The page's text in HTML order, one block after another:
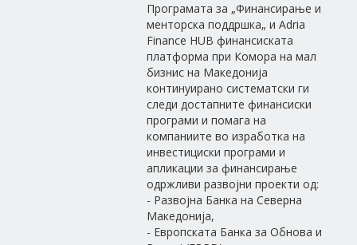
Програмата за „Финансирање и
менторска поддршка„ и Adria
Finance HUB финансиската
платформа при Комора на мал
бизнис на Македонија
континуирано систематски ги
следи достапните финансиски
програми и помага на
компаниите во изработка на
инвестициски програми и
апликации за финансирање
одржливи развојни проекти од:
- Развојна Банка на Северна
Македонија,
- Европската Банка за Обнова и